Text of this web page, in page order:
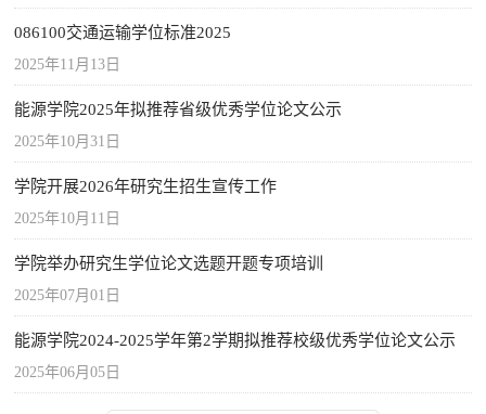
086100交通运输学位标准2025
2025年11月13日
能源学院2025年拟推荐省级优秀学位论文公示
2025年10月31日
学院开展2026年研究生招生宣传工作
2025年10月11日
学院举办研究生学位论文选题开题专项培训
2025年07月01日
能源学院2024-2025学年第2学期拟推荐校级优秀学位论文公示
2025年06月05日